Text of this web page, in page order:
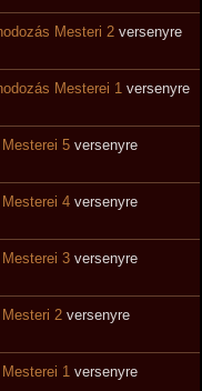
Mesteri 2 versenyre
Mesterei 1 versenyre
5 versenyre
4 versenyre
3 versenyre
2 versenyre
1 versenyre